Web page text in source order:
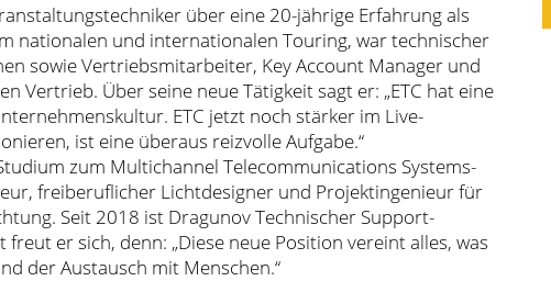
über eine 20-jährige Erfahrung als
nationalen und internationalen Touring, war technischer
sowie Vertriebsmitarbeiter, Key Account Manager und
Vertrieb. Über seine neue Tätigkeit sagt er: „ETC hat eine
ETC jetzt noch stärker im Live-
ist eine überaus reizvolle Aufgabe.“
zum Multichannel Telecommunications Systems-
freiberuflicher Lichtdesigner und Projektingenieur für
Seit 2018 ist Dragunov Technischer Support-
freut er sich, denn: „Diese neue Position vereint alles, was
der Austausch mit Menschen.“